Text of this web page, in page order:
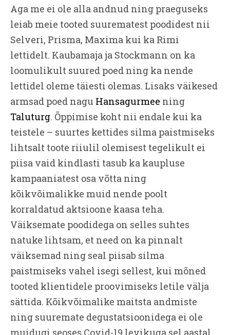
Aga me ei ole alla andnud ning praeguseks
leiab meie tooted suurematest poodidest nii
Selveri, Prisma, Maxima kui ka Rimi
lettidelt. Kaubamaja ja Stockmann on ka
loomulikult suured poed ning ka nende
lettidel oleme täiesti olemas. Lisaks väikesed
armsad poed nagu Hansagurmee ning
Taluturg. Õppimise koht nii endale kui ka
teistele – suurtes kettides silma paistmiseks
lihtsalt toote riiulil olemisest tegelikult ei
piisa vaid kindlasti tasub ka kaupluse
kampaaniatest osa võtta ning
kõikvõimalikke muid nende poolt
korraldatud aktsioone kaasa teha.
Väiksemate poodidega on selles suhtes
natuke lihtsam, et need on ka pinnalt
väiksemad ning seal piisab silma
paistmiseks vahel isegi sellest, kui mõned
tooted klientidele proovimiseks letile välja
sättida. Kõikvõimalike maitsta andmiste
ning suuremate degustatsioonidega ei ole
muidugi seoses Covid-19 levikuga sel aastal